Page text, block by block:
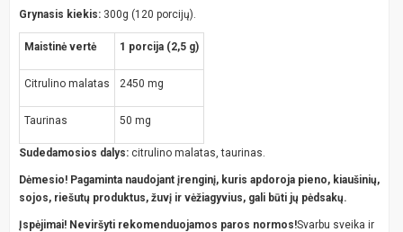
Grynasis kiekis: 300g (120 porcijų).
Maistinė vertė 1 porcija (2,5 g)
Citrulino malatas 2450 mg
Taurinas 50 mg
Sudedamosios dalys: citrulino malatas, taurinas.
Dėmesio! Pagaminta naudojant įrenginį, kuris apdoroja pieno, kiaušinių,
sojos, riešutų produktus, žuvį ir vėžiagyvius, gali būti jų pėdsakų.
Įspėjimai! Neviršyti rekomenduojamos paros normos!Svarbu sveika ir